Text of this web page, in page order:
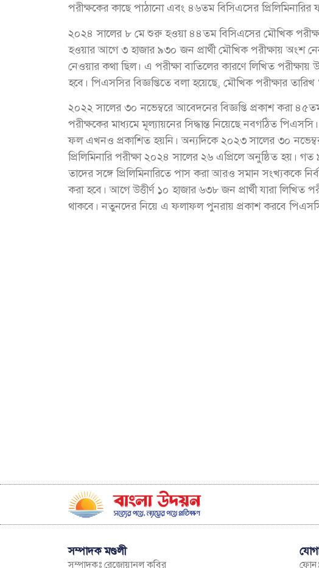
পরীক্ষকের কাছে পাঠানো এবং ৪৬তম বিসিএসের
২০২৪ সালের ৮ মে শুরু হওয়া ৪৪তম বিসিএসের মৌখিক
হওয়ার আগে ৩ হাজার ৯৩০ জন প্রার্থী মৌখিক পরীক্ষায়
নেওয়ার কথা ছিল। এ পরীক্ষা বাতিলের কারণে লিখিত পরীক্ষায়
হবে। পিএসসির বিজ্ঞপ্তিতে বলা হয়েছে, মৌখিক পরীক্ষার তারিখ
২০২২ সালের ৩০ নভেম্বরে আবেদনের বিজ্ঞপ্তি প্রকাশ করা
পরীক্ষকের মাধ্যমে মূল্যায়নের সিদ্ধান্ত নিয়েছে নবগঠিত
ফল এখনও প্রকাশিত হয়নি। অন্যদিকে ২০২৩ সালের ৩০
প্রিলিমিনারি পরীক্ষা ২০২৪ সালের ২৬ এপ্রিলে অনুষ্ঠিত হয়।
তাদের সঙ্গে প্রিলিমিনারিতে পাস করা আরও সমান সংখ্যককে
করা হবে। আগে উত্তীর্ণ ১০ হাজার ৬৩৮ জন প্রার্থী যারা লিখিত
থাকবে। নতুনদের নিয়ে এ ফলাফল পুনরায় প্রকাশ করবে
সম্পাদক মণ্ডলী
সম্পাদকঃ রেজোয়ানুল কবির